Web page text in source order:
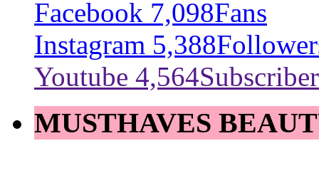
Facebook 7,098Fans
Instagram 5,388
Youtube 4,564Subscriber
MUSTHAVES